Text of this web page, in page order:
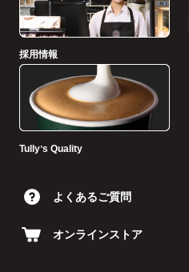
採用情報
Tullyʼs Quality
よくあるご質問
オンラインストア